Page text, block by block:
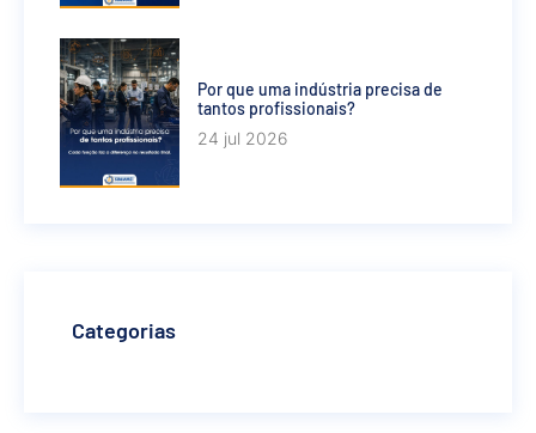
Por que uma indústria precisa de
tantos profissionais?
24 jul 2026
Categorias